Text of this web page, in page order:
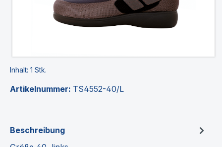
Inhalt: 1 Stk.
Artikelnummer: TS4552-40/L
Beschreibung